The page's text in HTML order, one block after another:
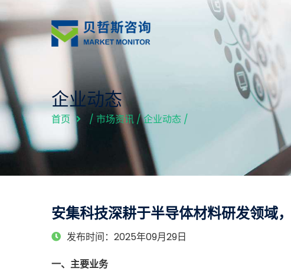
企业动态
首页 / 市场资讯 /企业动态 /
安集科技深耕于半导体材料研发领域
发布时间：2025年09月29日
一、主要业务